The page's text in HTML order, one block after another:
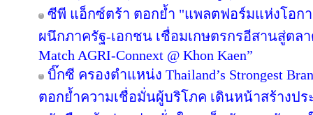
ซีพี แอ็กซ์ตร้า ตอกย้ำ "แพลตฟอร์มแห่งโอก
ผนึกภาครัฐ-เอกชน เชื่อมเกษตรกรอีสานสู่ตล
Match AGRI-Connext @ Khon Kaen”
บิ๊กซี ครองตำแหน่ง Thailand’s Strongest
ตอกย้ำความเชื่อมั่นผู้บริโภค เดินหน้าสร้างป